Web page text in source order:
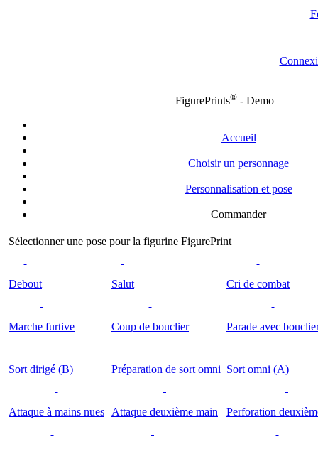
FigurePrints®- Demo
Accueil
Choisir un personnage
Personnalisation et pose
Commander
Sélectionner une pose pour la figurine FigurePrint
Debout Salut Cri de combat
Marche furtive Coup de bouclier Parade avec
Sort dirigé (B) Préparation de sort omni Sort omni (A)
Attaque à mains nues Attaque deuxième main Perforation